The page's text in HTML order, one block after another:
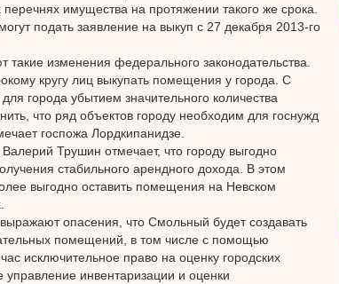
имущества на протяжении такого же срока.
подать заявление на выкуп с 27 декабря 2013-го
изменения федерального законодательства.
кругу лиц выкупать помещения у города. С
города убытием значительного количества
что ряд объектов городу необходим для госнужд
госпожа Лордкипанидзе.
Трушин отмечает, что городу выгодно
стабильного арендного дохода. В этом
выгодно оставить помещения на Невском
опасения, что Смольный будет создавать
помещений, в том числе с помощью
исключительное право на оценку городских
инвентаризации и оценки